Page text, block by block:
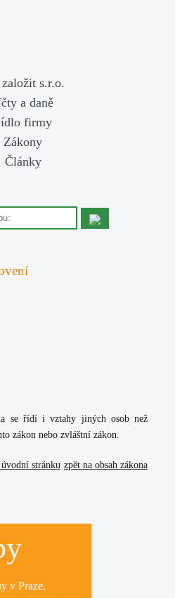
založit s.r.o.
a daně
firmy
Zákony
Články
se řídí i vztahy jiných osob než
zákon nebo zvláštní zákon.
zpět na obsah zákona
úvodní stránku
v Praze.